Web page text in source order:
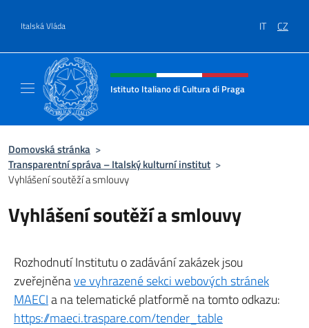
Italská Vláda IT CZ
Záhlaví webu, sociální sítě a
Istituto Italiano di Cultura di Praga
Domovská stránka >
Transparentní správa – Italský kulturní institut >
Vyhlášení soutěží a smlouvy
Vyhlášení soutěží a smlouvy
Rozhodnutí Institutu o zadávání zakázek jsou
zveřejněnave vyhrazené sekci webových stránek
MAECIa na telematické platformě na tomto odkazu:
https://maeci.traspare.com/tender_table